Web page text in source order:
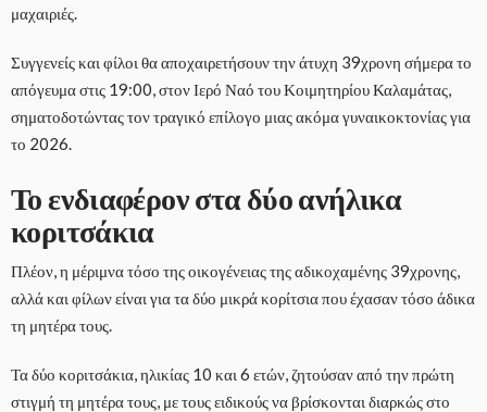
μαχαιριές.
Συγγενείς και φίλοι θα αποχαιρετήσουν την άτυχη 39χρονη σήμερα το
απόγευμα στις 19:00, στον Ιερό Ναό του Κοιμητηρίου Καλαμάτας,
σηματοδοτώντας τον τραγικό επίλογο μιας ακόμα γυναικοκτονίας για
το 2026.
Το ενδιαφέρον στα δύο ανήλικα
κοριτσάκια
Πλέον, η μέριμνα τόσο της οικογένειας της αδικοχαμένης 39χρονης,
αλλά και φίλων είναι για τα δύο μικρά κορίτσια που έχασαν τόσο άδικα
τη μητέρα τους.
Τα δύο κοριτσάκια, ηλικίας 10 και 6 ετών, ζητούσαν από την πρώτη
στιγμή τη μητέρα τους, με τους ειδικούς να βρίσκονται διαρκώς στο